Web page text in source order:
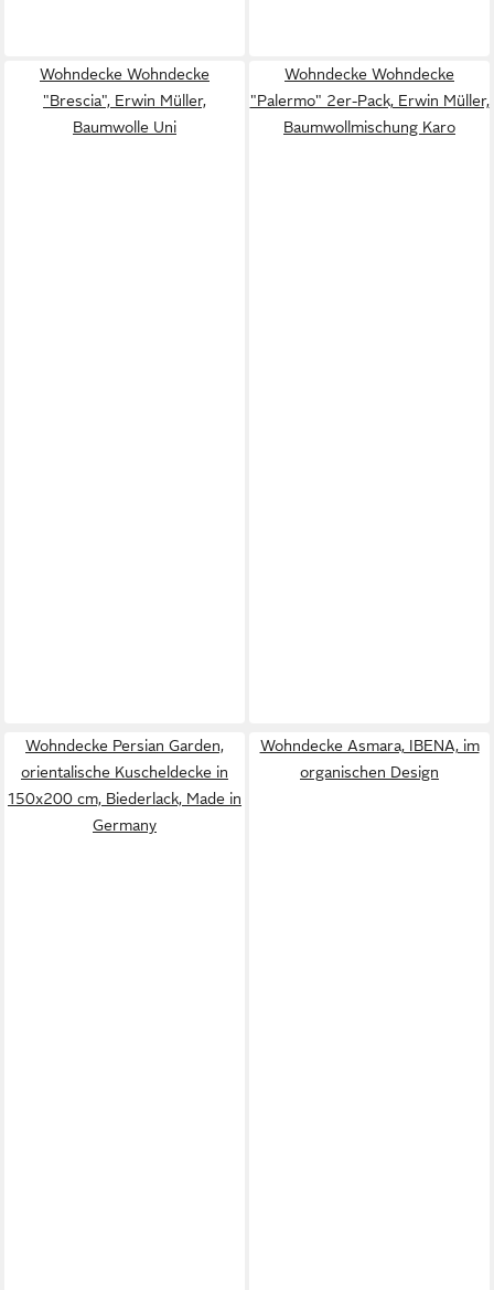
Wohndecke Wohndecke
"Brescia", Erwin Müller,
Baumwolle Uni
Wohndecke Wohndecke
"Palermo" 2er-Pack, Erwin Müller,
Baumwollmischung Karo
Wohndecke Persian Garden,
orientalische Kuscheldecke in
150x200 cm, Biederlack, Made in
Germany
Wohndecke Asmara, IBENA, im
organischen Design